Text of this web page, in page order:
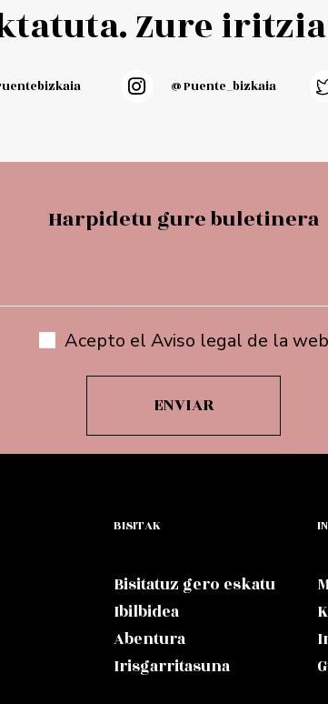
Zure
@puente_bizkaia
Harpidetu gure buletinera
Acepto el Aviso legal de la web
BISITAK
Bisitatuz gero eskatu
Ibilbidea
Abentura
Irisgarritasuna